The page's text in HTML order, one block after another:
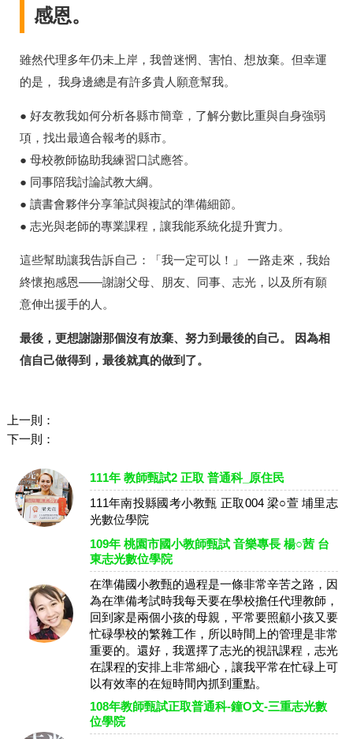
感恩。
雖然代理多年仍未上岸，我曾迷惘、害怕、想放棄。但幸運
的是， 我身邊總是有許多貴人願意幫我。
● 好友教我如何分析各縣市簡章，了解分數比重與自身強弱
項，找出最適合報考的縣市。
● 母校教師協助我練習口試應答。
● 同事陪我討論試教大綱。
● 讀書會夥伴分享筆試與複試的準備細節。
● 志光與老師的專業課程，讓我能系統化提升實力。
這些幫助讓我告訴自己：「我一定可以！」 一路走來，我始
終懷抱感恩——謝謝父母、朋友、同事、志光，以及所有願
意伸出援手的人。
最後，更想謝謝那個沒有放棄、努力到最後的自己。 因為相
信自己做得到，最後就真的做到了。
上一則：
下一則：
111年 教師甄試2 正取 普通科_原住民
111年南投縣國考小教甄 正取004 梁○萱 埔里志
光數位學院
109年 桃園市國小教師甄試 音樂專長 楊○茜 台
東志光數位學院
在準備國小教甄的過程是一條非常辛苦之路，因
為在準備考試時我每天要在學校擔任代理教師，
回到家是兩個小孩的母親，平常要照顧小孩又要
忙碌學校的繁雜工作，所以時間上的管理是非常
重要的。還好，我選擇了志光的視訊課程，志光
在課程的安排上非常細心，讓我平常在忙碌上可
以有效率的在短時間內抓到重點。
108年教師甄試正取普通科-鐘O文-三重志光數
位學院